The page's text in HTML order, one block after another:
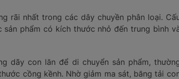
rãi nhất trong các dây chuyền phân loại.
phẩm có kích thước nhỏ đến trung bình
dãy con lăn để di chuyển sản phẩm,
cồng kềnh. Nhờ giảm ma sát, băng tải